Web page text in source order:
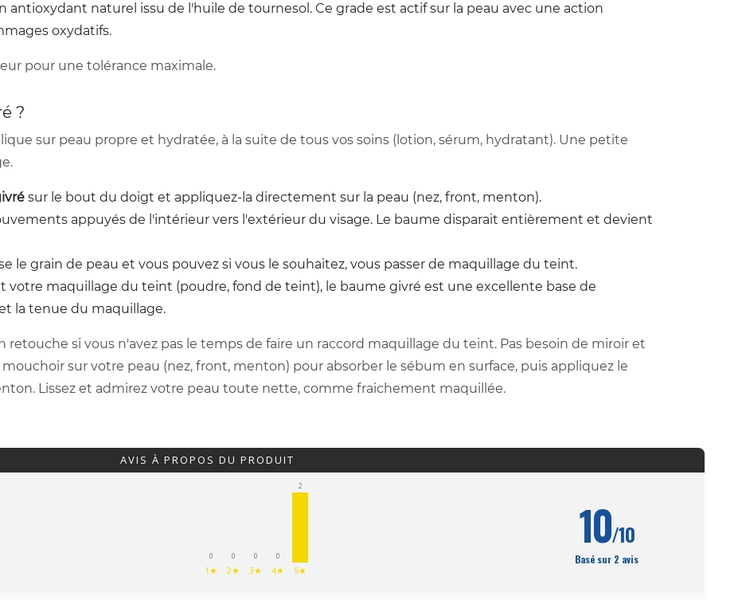
antioxydant naturel issu de l'huile de tournesol. Ce grade est actif sur la peau avec une action
oxydatifs.
pour une tolérance maximale.
?
sur peau propre et hydratée, à la suite de tous vos soins (lotion, sérum, hydratant). Une petite
sur le bout du doigt et appliquez-la directement sur la peau (nez, front, menton).
appuyés de l'intérieur vers l'extérieur du visage. Le baume disparait entièrement et devient
le grain de peau et vous pouvez si vous le souhaitez, vous passer de maquillage du teint.
votre maquillage du teint (poudre, fond de teint), le baume givré est une excellente base de
la tenue du maquillage.
retouche si vous n'avez pas le temps de faire un raccord maquillage du teint. Pas besoin de miroir et
sur votre peau (nez, front, menton) pour absorber le sébum en surface, puis appliquez le
Lissez et admirez votre peau toute nette, comme fraichement maquillée.
AVIS À PROPOS DU PRODUIT
0
1★
0
2★
0
3★
0
4★
2
5★
10/10
Basé sur 2 avis